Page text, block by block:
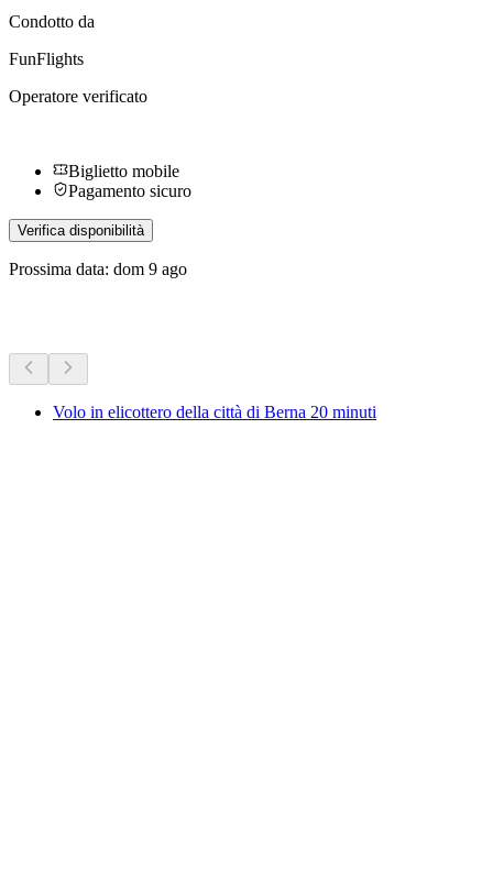
Condotto da
FunFlights
Operatore verificato
Biglietto mobile
Pagamento sicuro
Verifica disponibilità
Prossima data: dom 9 ago
Volo in elicottero della città di Berna 20 minuti